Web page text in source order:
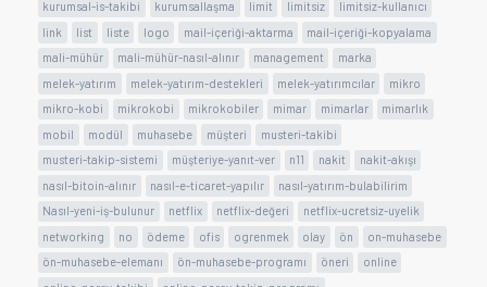
kurumsal-is-takibi
kurumsallaşma limit limitsiz
limitsiz-kullanıcı
link
list liste logo mail-içeriği-aktarma
mail-içeriği-kopyalama
mali-mühür
mali-mühür-nasıl-alınır management
marka
melek-yatırım
melek-yatırım-destekleri melek-yatırımcılar
mikro
mikro-kobi
mikrokobi mikrokobiler mimar mimarlar
mimarlık
mobil
modül muhasebe müşteri
musteri-takibi
musteri-takip-sistemi
müşteriye-yanıt-ver n11 nakit
nakit-akışı
nasıl-bitoin-alınır
nasıl-e-ticaret-yapılır
nasıl-yatırım-bulabilirim
Nasıl-yeni-iş-bulunur
netflix netflix-değeri
netflix-ucretsiz-uyelik
networking
no ödeme ofis ogrenmek olay ön
on-muhasebe
ön-muhasebe-elemanı
ön-muhasebe-programı öneri
online